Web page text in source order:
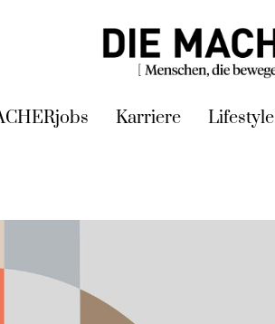
Karriere Lifestyle